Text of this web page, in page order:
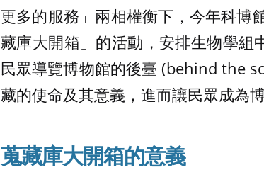
更多的服務」兩相權衡下，今年科博
藏庫大開箱」的活動，安排生物學組
民眾導覽博物館的後臺 (behind the
藏的使命及其意義，進而讓民眾成為
蒐藏庫大開箱的意義